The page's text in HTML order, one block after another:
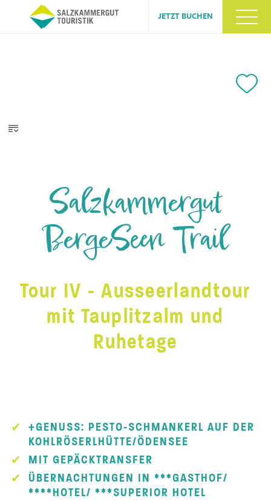
JETZT BUCHEN
Salzkammergut
BergeSeen Trail
Tour IV - Ausseerlandtour
mit Tauplitzalm und
Ruhetage
+GENUSS: PESTO-SCHMANKERL AUF DER
KOHLRÖSERLHÜTTE/ÖDENSEE
MIT GEPÄCKTRANSFER
ÜBERNACHTUNGEN IN ***GASTHOF/
****HOTEL/ ***SUPERIOR HOTEL